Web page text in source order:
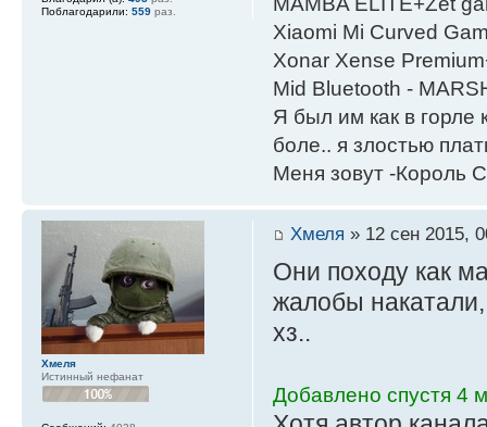
Xiaomi Mi Curved
Xonar Xense
Mid Bluetooth -
Я был им как в горле
боле.. я злостью
Меня зовут -Король
Поблагодарили: 559 раз.
Хмеля » 12 сен 2015,
Они походу как
жалобы
хз..
Добавлено спустя 4
Хмеля
Истинный нефанат